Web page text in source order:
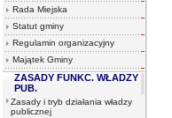
Rada Miejska
Statut gminy
Regulamin organizacyjny
Majątek Gminy
ZASADY FUNKC. WŁADZY
PUB.
Zasady i tryb działania władzy
publicznej